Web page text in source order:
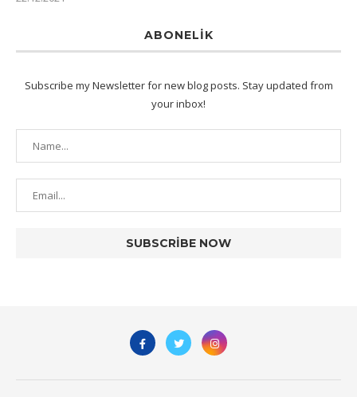
ABONELIK
Subscribe my Newsletter for new blog posts. Stay updated from
your inbox!